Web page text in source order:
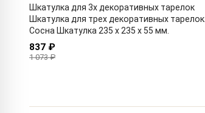
Шкатулка для 3х декоративных тарелок
Шкатулка для трех декоративных тарелок.
Сосна Шкатулка 235 x 235 x 55 мм.
837 ₽
1 073 ₽